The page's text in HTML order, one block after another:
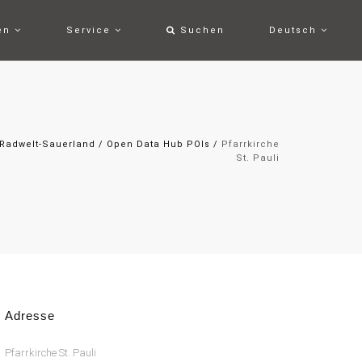
Service Suchen Deutsch
Radwelt-Sauerland / Open Data Hub POIs / Pfarrkirche
St. Pauli
Adresse
Pfarrkirche St. Pauli